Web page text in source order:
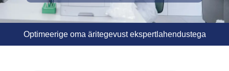
Optimeerige oma äritegevust ekspertlahendustega